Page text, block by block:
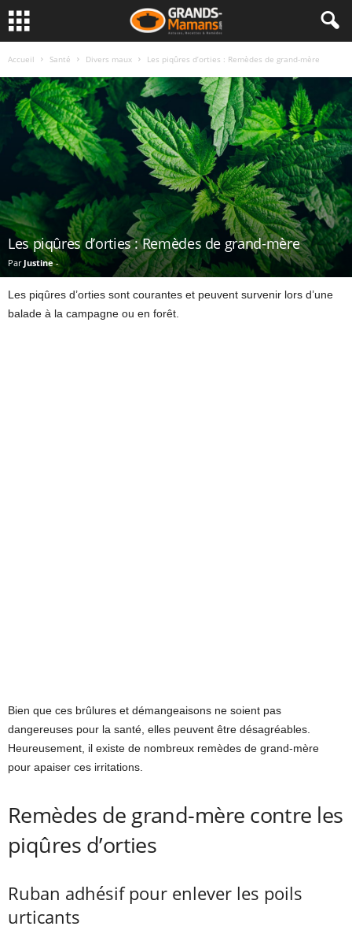
Accueil Santé Divers maux Les piqûres d’orties : Remèdes de grand-mère
Les piqûres d’orties : Remèdes de grand-mère
Par Justine-
Les piqûres d’orties sont courantes et peuvent survenir lors d’une
balade à la campagne ou en forêt.
Bien que ces brûlures et démangeaisons ne soient pas
dangereuses pour la santé, elles peuvent être désagréables.
Heureusement, il existe de nombreux remèdes de grand-mère
pour apaiser ces irritations.
Remèdes de grand-mère contre les
piqûres d’orties
Ruban adhésif pour enlever les poils
urticants